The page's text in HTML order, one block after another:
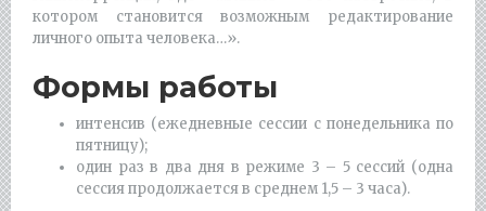
котором становится возможным редактирование
личного опыта человека…».
Формы работы
интенсив (ежедневные сессии с понедельника по
пятницу);
один раз в два дня в режиме 3 – 5 сессий (одна
сессия продолжается в среднем 1,5 – 3 часа).